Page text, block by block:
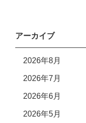
アーカイブ
2026年8月
2026年7月
2026年6月
2026年5月